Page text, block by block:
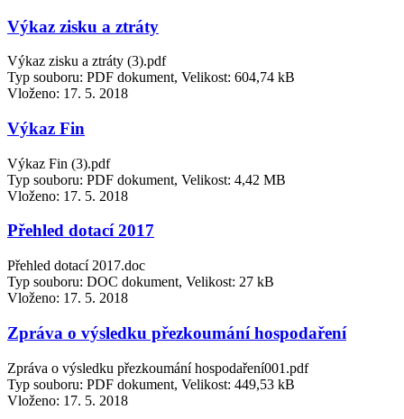
Výkaz zisku a ztráty
Výkaz zisku a ztráty (3).pdf
Typ souboru: PDF dokument, Velikost: 604,74 kB
Vloženo: 17. 5. 2018
Výkaz Fin
Výkaz Fin (3).pdf
Typ souboru: PDF dokument, Velikost: 4,42 MB
Vloženo: 17. 5. 2018
Přehled dotací 2017
Přehled dotací 2017.doc
Typ souboru: DOC dokument, Velikost: 27 kB
Vloženo: 17. 5. 2018
Zpráva o výsledku přezkoumání hospodaření
Zpráva o výsledku přezkoumání hospodaření001.pdf
Typ souboru: PDF dokument, Velikost: 449,53 kB
Vloženo: 17. 5. 2018